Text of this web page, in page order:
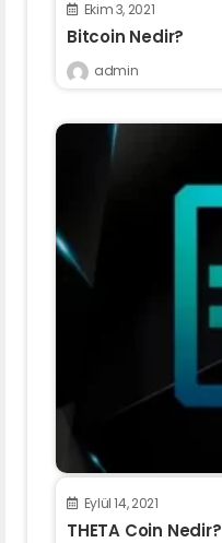
Ekim 3, 2021
Bitcoin Nedir?
admin
Eylül 14, 2021
THETA Coin Nedir?